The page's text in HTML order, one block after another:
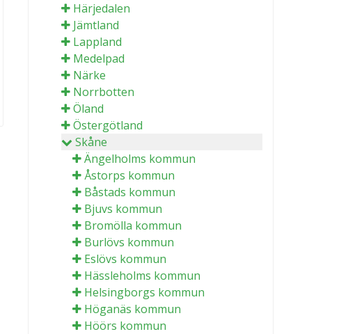
Härjedalen
Jämtland
Lappland
Medelpad
Närke
Norrbotten
Öland
Östergötland
Skåne
Ängelholms kommun
Åstorps kommun
Båstads kommun
Bjuvs kommun
Bromölla kommun
Burlövs kommun
Eslövs kommun
Hässleholms kommun
Helsingborgs kommun
Höganäs kommun
Höörs kommun